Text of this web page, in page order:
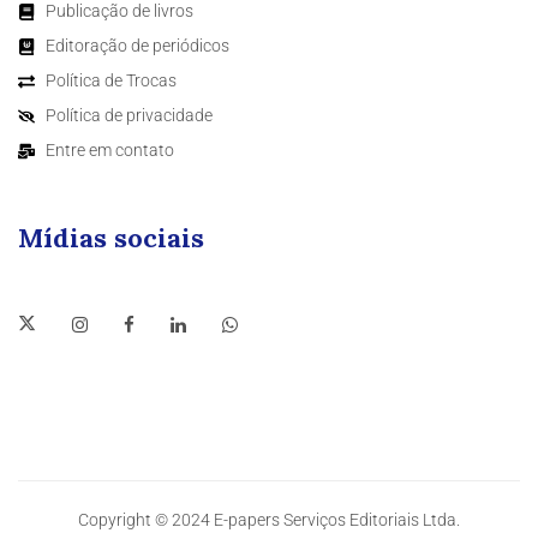
Publicação de livros
Editoração de periódicos
Política de Trocas
Política de privacidade
Entre em contato
Mídias sociais
Copyright © 2024 E-papers Serviços Editoriais Ltda.